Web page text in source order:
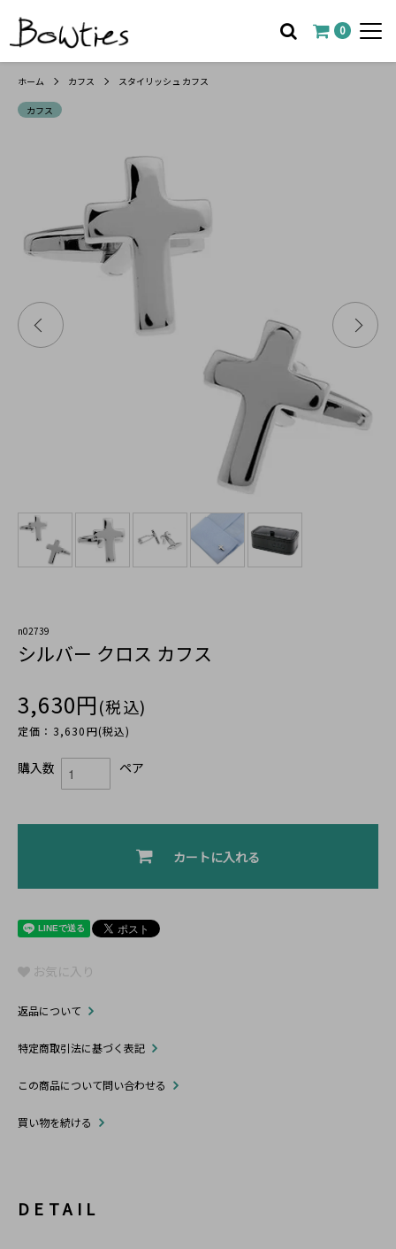
0
ホーム カフス スタイリッシュ カフス
カフス
n02739
シルバー クロス カフス
3,630円(税込)
定価：3,630円(税込)
購入数 ペア
カートに入れる
お気に入り
返品について
特定商取引法に基づく表記
この商品について問い合わせる
買い物を続ける
DETAIL